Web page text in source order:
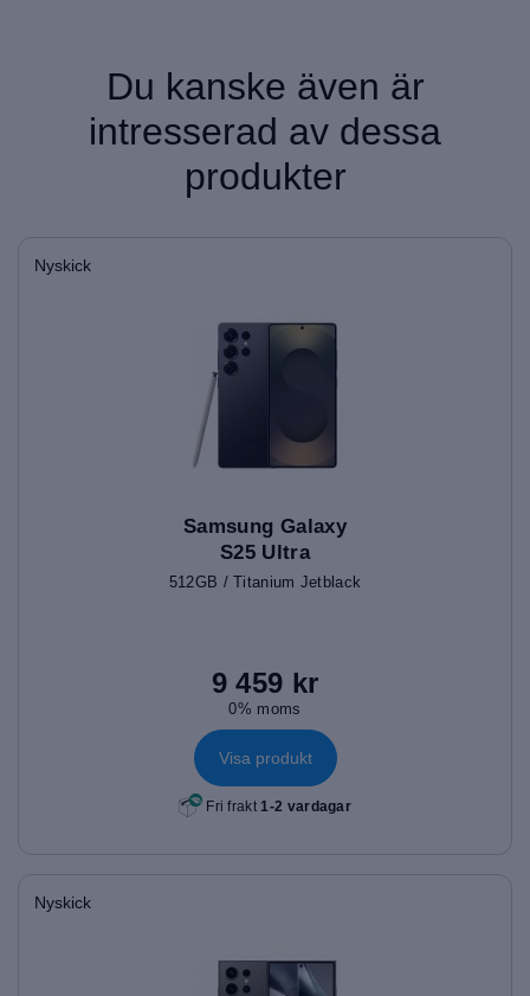
Du kanske även är
intresserad av dessa
produkter
Nyskick
Samsung Galaxy
S25 Ultra
512GB / Titanium Jetblack
9 459 kr
0% moms
Visa produkt
Fri frakt1-2 vardagar
Nyskick